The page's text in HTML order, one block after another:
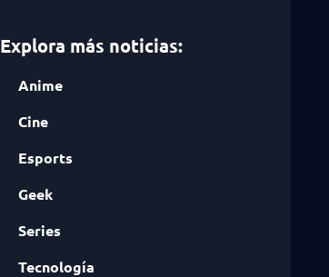
Explora más noticias:
Anime
Cine
Esports
Geek
Series
Tecnología